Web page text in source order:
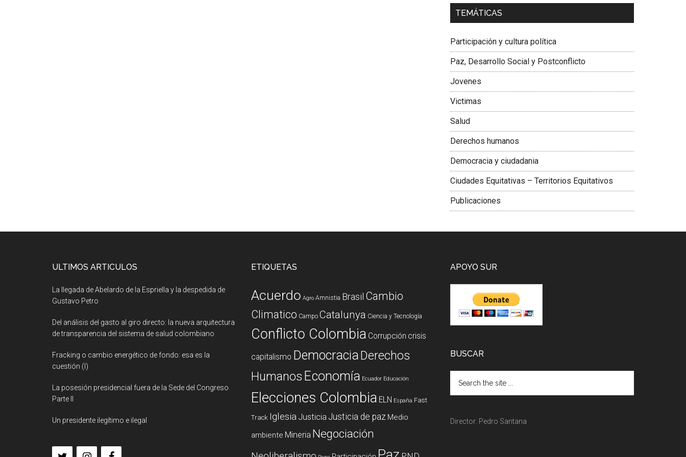
Dra. Carolina Corcho Mejía,
Latinoamericana Sur, Vicepresidenta Federación
TEMÁTICAS
Participación y cultura política
Paz, Desarrollo Social y Postconflicto
Jovenes
Victimas
Salud
Derechos humanos
Democracia y ciudadania
Ciudades Equitativas – Territorios Equitativos
Publicaciones
ULTIMOS ARTICULOS
La llegada de Abelardo de la Espriella y la despedida de
Gustavo Petro
Del análisis del gasto al giro directo: la nueva arquitectura
de transparencia del sistema de salud colombiano
Fracking o cambio energético de fondo: esa es la
cuestión (I)
La posesión presidencial fuera de la Sede del Congreso
Parte II
Un presidente ilegítimo e ilegal
ETIQUETAS
Acuerdo Agro Amnistia Brasil Cambio
Climatico Campo Catalunya Ciencia y Tecnología
Conflicto Colombia Corrupción crisis
capitalismo DemocraciaDerechos
Humanos Economía Ecuador Educación
Elecciones Colombia ELN España Fast
Track Iglesia Justicia Justicia de paz Medio
ambiente Mineria Negociación
APOYO SUR
BUSCAR
Director: Pedro Santana